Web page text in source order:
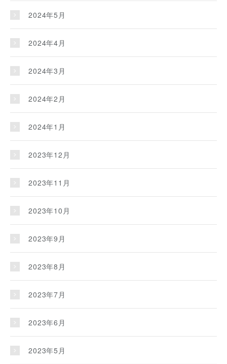
2024年5月
2024年4月
2024年3月
2024年2月
2024年1月
2023年12月
2023年11月
2023年10月
2023年9月
2023年8月
2023年7月
2023年6月
2023年5月